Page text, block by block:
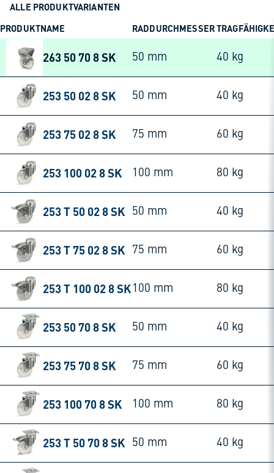
ALLE PRODUKTVARIANTEN
PRODUKTNAME
RADDURCHMESSER
263 50 70 8 SK 50 mm 40 kg
253 50 02 8 SK 50 mm 40 kg
253 75 02 8 SK 75 mm 60 kg
253 100 02 8 SK 100 mm 80 kg
253 T 50 02 8 SK 50 mm 40 kg
253 T 75 02 8 SK 75 mm 60 kg
253 T 100 02 8 SK 100 mm 80 kg
253 50 70 8 SK 50 mm 40 kg
253 75 70 8 SK 75 mm 60 kg
253 100 70 8 SK 100 mm 80 kg
253 T 50 70 8 SK 50 mm 40 kg